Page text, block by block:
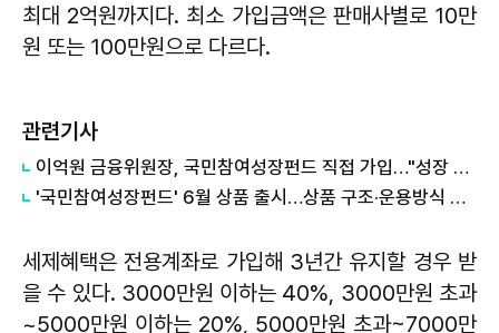
최대 2억원까지다. 최소 가입금액은 판매사별로 10만
원 또는 100만원으로 다르다.
관련기사
이억원 금융위원장, 국민참여성장펀드 직접 가입…"성장 과실 나눌 기회"
'국민참여성장펀드' 6월 상품 출시…상품 구조·운용방식 논의 착수
세제혜택은 전용계좌로 가입해 3년간 유지할 경우 받
을 수 있다. 3000만원 이하는 40%, 3000만원 초과
~5000만원 이하는 20%, 5000만원 초과~7000만